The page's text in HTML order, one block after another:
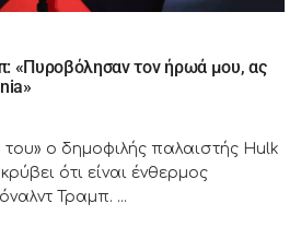
«Πυροβόλησαν τον ήρωά μου, ας
ο δημοφιλής παλαιστής Hulk
ότι είναι ένθερμος
Τραμπ. ...